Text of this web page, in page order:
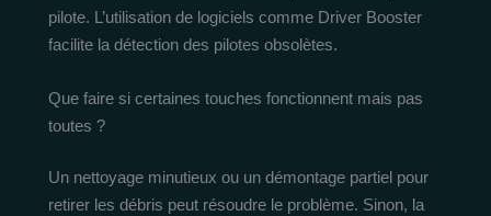
pilote. L’utilisation de logiciels comme Driver Booster
facilite la détection des pilotes obsolètes.
Que faire si certaines touches fonctionnent mais pas
toutes ?
Un nettoyage minutieux ou un démontage partiel pour
retirer les débris peut résoudre le problème. Sinon, la